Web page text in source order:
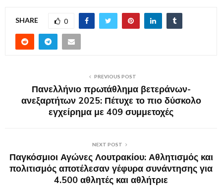
SHARE 0
PREVIOUS POST
Πανελλήνιο πρωτάθλημα βετεράνων-
ανεξαρτήτων 2025: Πέτυχε το πιο δύσκολο
εγχείρημα με 409 συμμετοχές
NEXT POST
Παγκόσμιοι Αγώνες Λουτρακίου: Αθλητισμός και
πολιτισμός αποτέλεσαν γέφυρα συνάντησης για
4.500 αθλητές και αθλήτριε